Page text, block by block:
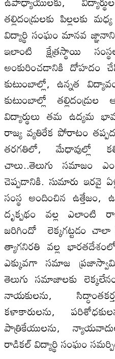
తల్లిదండ్రులకు పిల్లలకు
విద్యార్థి సంఘం మానవ
ఇలాంటి క్షేత్రస్థాయి
అంకురించడానికి దోహదం
కుటుంబాల్లో, ఉన్నత
కుటుంబాల్లో
విద్యార్థులు తమ ఉద్యమ
రాజ్య వ్యతిరేక పోరాటం
తరగతిలో, మేధావుల్లో
చాలు..తెలుగు సమాజం
చెప్పడానికి. సుమారు ఇరవై
సంస్థ అందించిన
దృక్పథం వల్ల ఎలాంటి
జరిగిందో లెక్కగట్టడం
త్యాగనిరతి వల్ల
ఎక్కువగా సమాజ
తెలుగు సమాజాలకు
నాయకులను,
కళాకారులను,
పాత్రికేయులను,
రాడికల్‌ విద్యార్థి సంఘం